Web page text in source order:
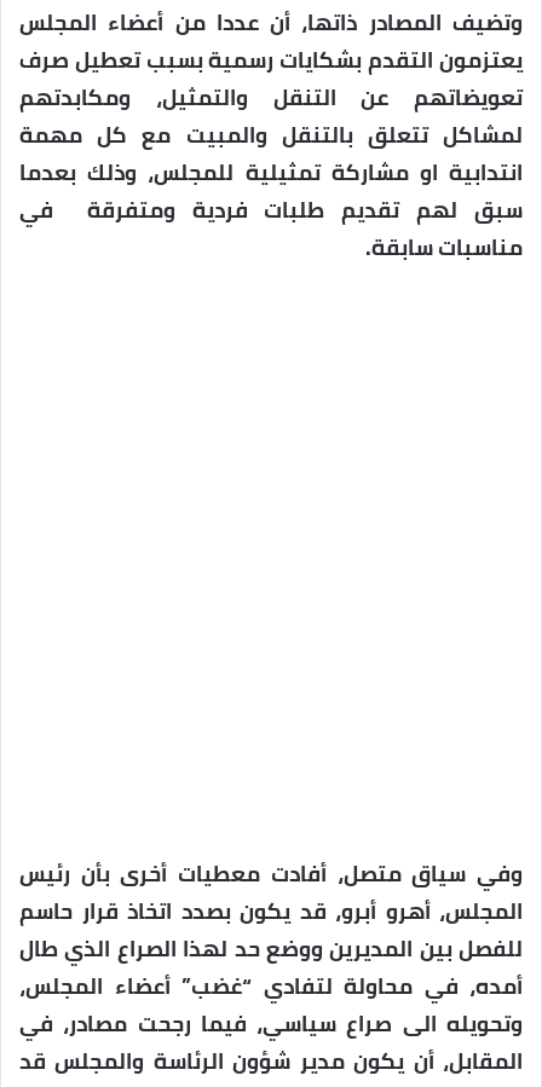
وتضيف المصادر ذاتها، أن عددا من أعضاء المجلس
يعتزمون التقدم بشكايات رسمية بسبب تعطيل صرف
تعويضاتهم عن التنقل والتمثيل، ومكابدتهم
لمشاكل تتعلق بالتنقل والمبيت مع كل مهمة
انتدابية او مشاركة تمثيلية للمجلس، وذلك بعدما
سبق لهم تقديم طلبات فردية ومتفرقة في
مناسبات سابقة.
وفي سياق متصل، أفادت معطيات أخرى بأن رئيس
المجلس، أهرو أبرو، قد يكون بصدد اتخاذ قرار حاسم
للفصل بين المديرين ووضع حد لهذا الصراع الذي طال
أمده، في محاولة لتفادي “غضب” أعضاء المجلس،
وتحويله الى صراع سياسي، فيما رجحت مصادر، في
المقابل، أن يكون مدير شؤون الرئاسة والمجلس قد